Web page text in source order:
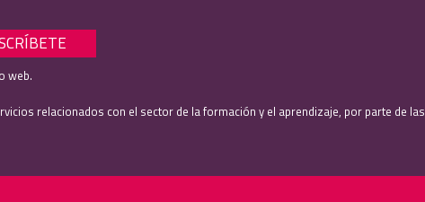
web.
relacionados con el sector de la formación y el aprendizaje, por parte de las